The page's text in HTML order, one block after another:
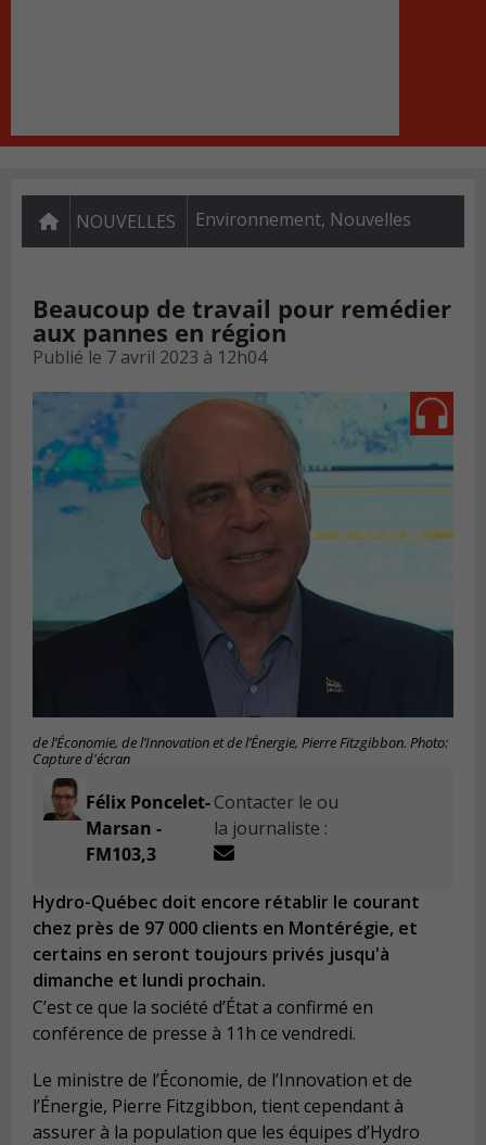
NOUVELLES Environnement, Nouvelles
Beaucoup de travail pour remédier
aux pannes en région
Publié le 7 avril 2023 à 12h04
de l’Économie, de l’Innovation et de l’Énergie, Pierre Fitzgibbon. Photo:
Capture d'écran
Félix Poncelet-
Marsan -
FM103,3
Contacter le ou
la journaliste :
Hydro-Québec doit encore rétablir le courant
chez près de 97 000 clients en Montérégie, et
certains en seront toujours privés jusqu'à
dimanche et lundi prochain.
C’est ce que la société d’État a confirmé en
conférence de presse à 11h ce vendredi.
Le ministre de l’Économie, de l’Innovation et de
l’Énergie, Pierre Fitzgibbon, tient cependant à
assurer à la population que les équipes d’Hydro